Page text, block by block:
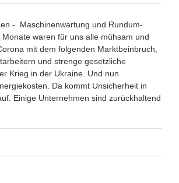
- Maschinenwartung und Rundum-
waren für uns alle mühsam und
mit dem folgenden Marktbeinbruch,
und strenge gesetzliche
Krieg in der Ukraine. Und nun
Da kommt Unsicherheit in
Einige Unternehmen sind zurückhaltend